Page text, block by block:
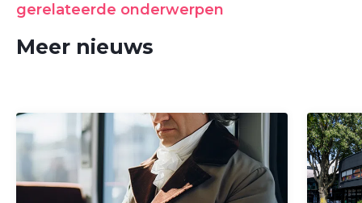
gerelateerde onderwerpen
Meer nieuws